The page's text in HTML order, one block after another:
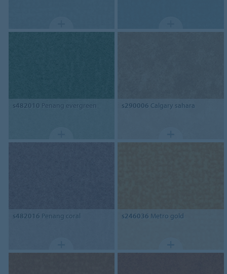
s482010 Penang evergreen s290006 Calgary sahara
s482016 Penang coral s246036 Metro gold